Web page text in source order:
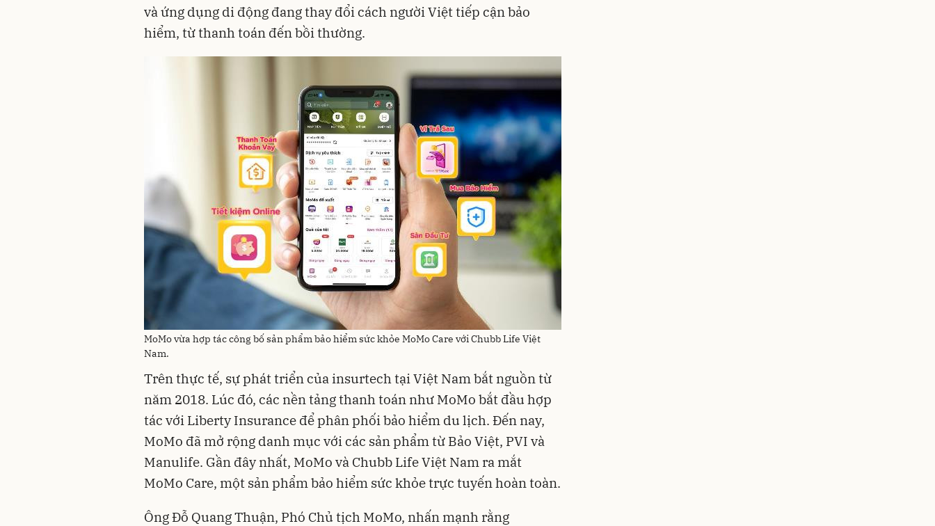
và ứng dụng di động đang thay đổi cách người Việt tiếp cận bảo
hiểm, từ thanh toán đến bồi thường.
MoMo vừa hợp tác công bố sản phẩm bảo hiểm sức khỏe MoMo Care với Chubb Life Việt
Nam.
Trên thực tế, sự phát triển của insurtech tại Việt Nam bắt nguồn từ
năm 2018. Lúc đó, các nền tảng thanh toán như MoMo bắt đầu hợp
tác với Liberty Insurance để phân phối bảo hiểm du lịch. Đến nay,
MoMo đã mở rộng danh mục với các sản phẩm từ Bảo Việt, PVI và
Manulife. Gần đây nhất, MoMo và Chubb Life Việt Nam ra mắt
MoMo Care, một sản phẩm bảo hiểm sức khỏe trực tuyến hoàn toàn.
Ông Đỗ Quang Thuận, Phó Chủ tịch MoMo, nhấn mạnh rằng